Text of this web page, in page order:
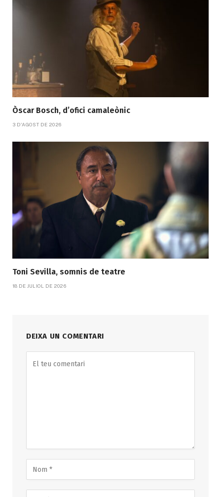
Òscar Bosch, d’ofici camaleònic
3 D'AGOST DE 2026
Toni Sevilla, somnis de teatre
18 DE JULIOL DE 2026
DEIXA UN COMENTARI